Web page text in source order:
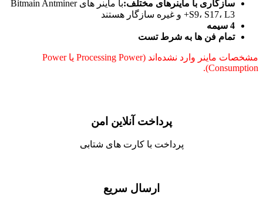
سازگاری با ماینرهای مختلف:
با ماینر های Bitmain Antminer
S9، S17، L3+ و غیره سازگار هستند
4 سیمه
تمام فن ها به شرط تست
مشخصات ماینر وارد نشده‌اند (Processing Power یا Power
Consumption).
پرداخت آنلاین امن
پرداخت با کارت های شتابی
ارسال سریع